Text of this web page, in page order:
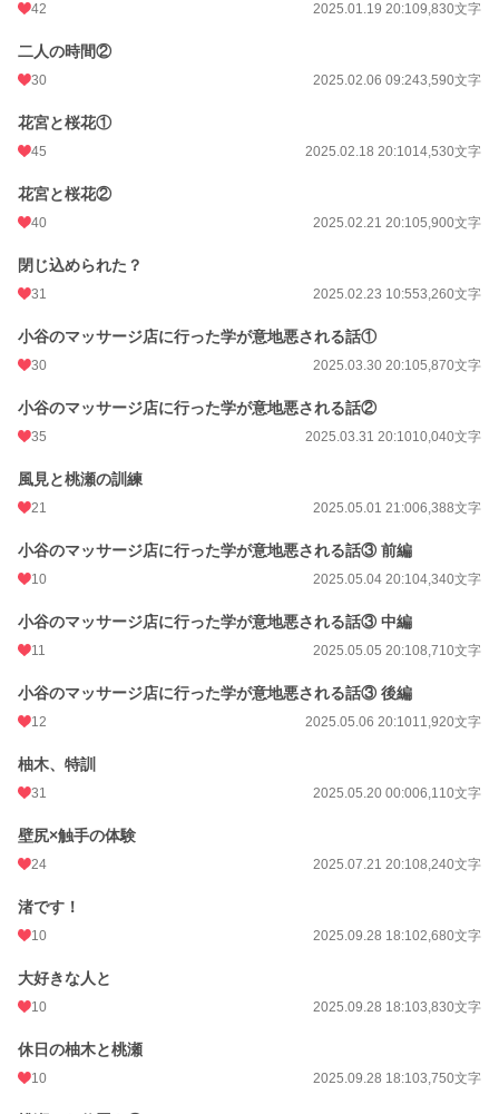
42 2025.01.19 20:109,830文字
二人の時間②
30 2025.02.06 09:243,590文字
花宮と桜花①
45 2025.02.18 20:1014,530文字
花宮と桜花②
40 2025.02.21 20:105,900文字
閉じ込められた？
31 2025.02.23 10:553,260文字
小谷のマッサージ店に行った学が意地悪される話①
30 2025.03.30 20:105,870文字
小谷のマッサージ店に行った学が意地悪される話②
35 2025.03.31 20:1010,040文字
風見と桃瀬の訓練
21 2025.05.01 21:006,388文字
小谷のマッサージ店に行った学が意地悪される話③ 前編
10 2025.05.04 20:104,340文字
小谷のマッサージ店に行った学が意地悪される話③ 中編
11 2025.05.05 20:108,710文字
小谷のマッサージ店に行った学が意地悪される話③ 後編
12 2025.05.06 20:1011,920文字
柚木、特訓
31 2025.05.20 00:006,110文字
壁尻×触手の体験
24 2025.07.21 20:108,240文字
渚です！
10 2025.09.28 18:102,680文字
大好きな人と
10 2025.09.28 18:103,830文字
休日の柚木と桃瀬
10 2025.09.28 18:103,750文字